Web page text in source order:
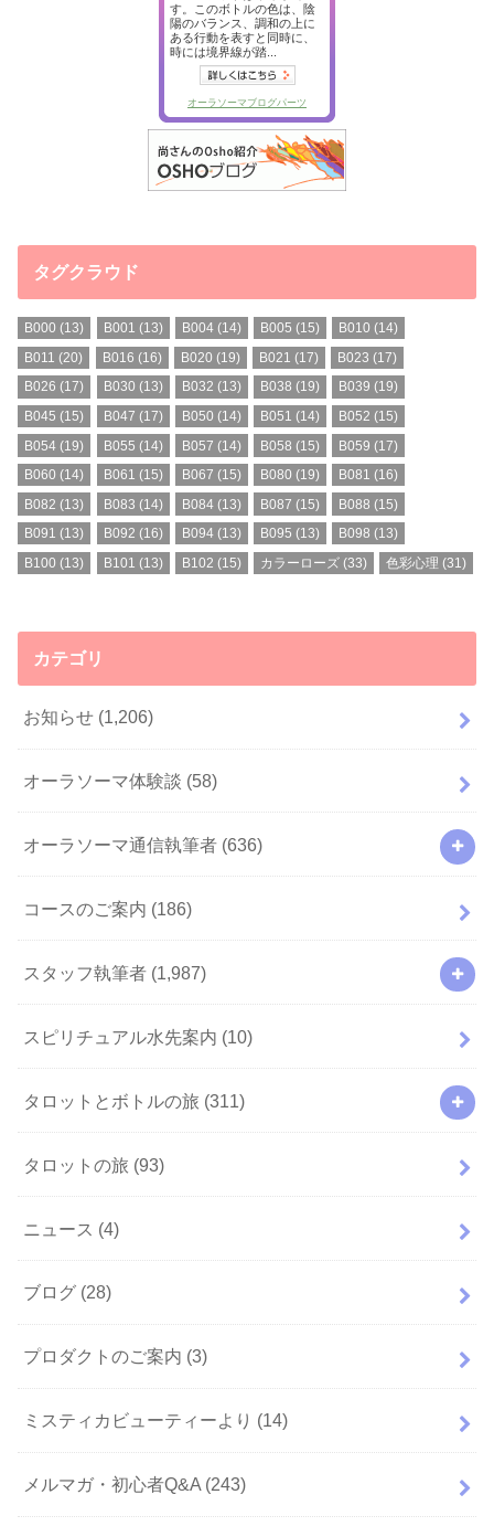
タグクラウド
B000 (13) B001 (13) B004(14) B005 (15) B010 (14)
B011 (20) B016 (16) B020 (19) B021 (17) B023 (17)
B026 (17) B030 (13) B032 (13) B038 (19) B039 (19)
B045 (15) B047 (17) B050 (14) B051 (14) B052 (15)
B054 (19) B055 (14) B057 (14) B058 (15) B059 (17)
B060 (14) B061 (15) B067 (15) B080 (19) B081 (16)
B082 (13) B083 (14) B084(13) B087 (15) B088 (15)
B091 (13) B092 (16) B094(13) B095 (13) B098 (13)
B100 (13) B101 (13) B102 (15) カラーローズ (33) 色彩心理 (31)
カテゴリ
お知らせ (1,206)
オーラソーマ体験談 (58)
オーラソーマ通信執筆者 (636)
コースのご案内 (186)
スタッフ執筆者 (1,987)
スピリチュアル水先案内 (10)
タロットとボトルの旅 (311)
タロットの旅 (93)
ニュース (4)
ブログ (28)
プロダクトのご案内 (3)
ミスティカビューティーより (14)
メルマガ・初心者Q&A (243)